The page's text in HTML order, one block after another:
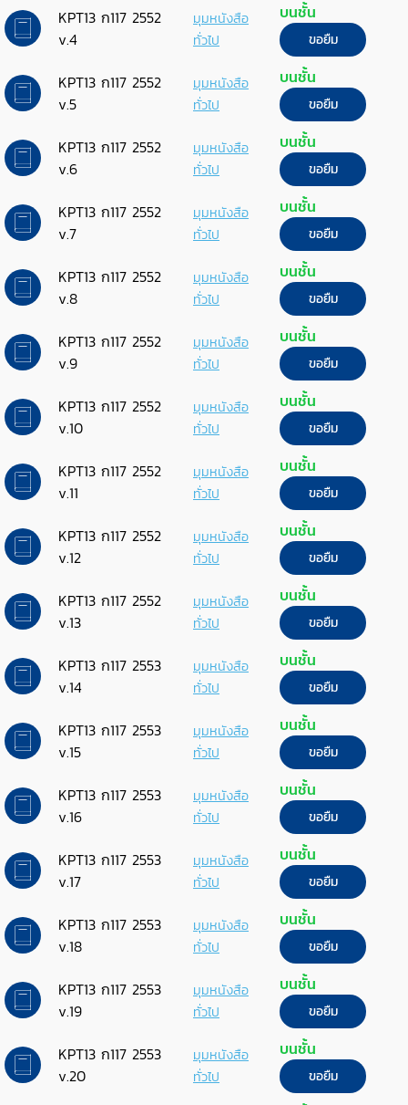
KPT13 ก117 2552
v.4
มุมหนังสือ
ทั่วไป
บนชั้น
ขอยืม
KPT13 ก117 2552
v.5
มุมหนังสือ
ทั่วไป
บนชั้น
ขอยืม
KPT13 ก117 2552
v.6
มุมหนังสือ
ทั่วไป
บนชั้น
ขอยืม
KPT13 ก117 2552
v.7
มุมหนังสือ
ทั่วไป
บนชั้น
ขอยืม
KPT13 ก117 2552
v.8
มุมหนังสือ
ทั่วไป
บนชั้น
ขอยืม
KPT13 ก117 2552
v.9
มุมหนังสือ
ทั่วไป
บนชั้น
ขอยืม
KPT13 ก117 2552
v.10
มุมหนังสือ
ทั่วไป
บนชั้น
ขอยืม
KPT13 ก117 2552
v.11
มุมหนังสือ
ทั่วไป
บนชั้น
ขอยืม
KPT13 ก117 2552
v.12
มุมหนังสือ
ทั่วไป
บนชั้น
ขอยืม
KPT13 ก117 2552
v.13
มุมหนังสือ
ทั่วไป
บนชั้น
ขอยืม
KPT13 ก117 2553
v.14
มุมหนังสือ
ทั่วไป
บนชั้น
ขอยืม
KPT13 ก117 2553
v.15
มุมหนังสือ
ทั่วไป
บนชั้น
ขอยืม
KPT13 ก117 2553
v.16
มุมหนังสือ
ทั่วไป
บนชั้น
ขอยืม
KPT13 ก117 2553
v.17
มุมหนังสือ
ทั่วไป
บนชั้น
ขอยืม
KPT13 ก117 2553
v.18
มุมหนังสือ
ทั่วไป
บนชั้น
ขอยืม
KPT13 ก117 2553
v.19
มุมหนังสือ
ทั่วไป
บนชั้น
ขอยืม
KPT13 ก117 2553
v.20
มุมหนังสือ
ทั่วไป
บนชั้น
ขอยืม